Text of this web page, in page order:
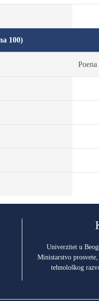
100)
Poena
Univerzitet u
Ministarstvo
tehnološkog